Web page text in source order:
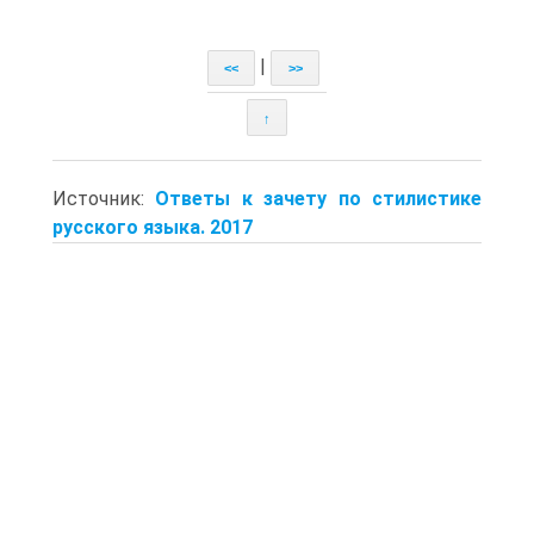
<< >>
↑
Источник: Ответы к зачету по стилистике
русского языка. 2017